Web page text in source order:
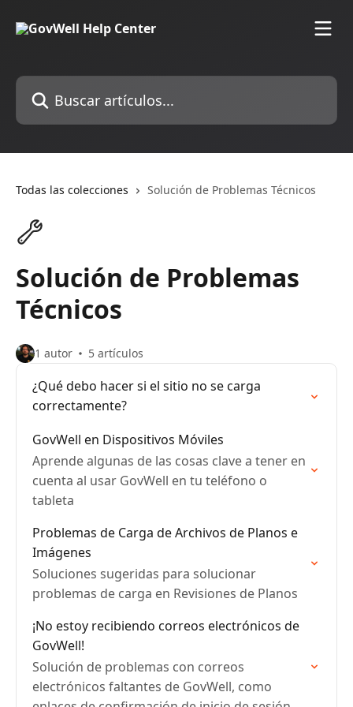
Buscar artículos...
Todas las colecciones Solución de Problemas Técnicos
Solución de Problemas
Técnicos
1 autor 5 artículos
¿Qué debo hacer si el sitio no se carga
correctamente?
GovWell en Dispositivos Móviles
Aprende algunas de las cosas clave a tener en
cuenta al usar GovWell en tu teléfono o
tableta
Problemas de Carga de Archivos de Planos e
Imágenes
Soluciones sugeridas para solucionar
problemas de carga en Revisiones de Planos
¡No estoy recibiendo correos electrónicos de
GovWell!
Solución de problemas con correos
electrónicos faltantes de GovWell, como